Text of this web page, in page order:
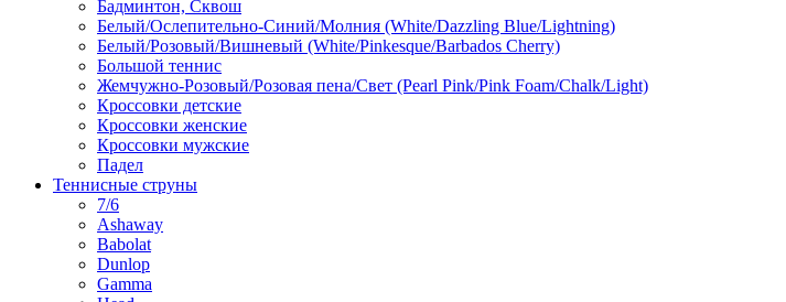
Бадминтон, Сквош
Белый/Ослепительно-Синий/Молния (White/Dazzling Blue/Lightning)
Белый/Розовый/Вишневый (White/Pinkesque/Barbados Cherry)
Большой теннис
Жемчужно-Розовый/Розовая пена/Свет (Pearl Pink/Pink Foam/Chalk/Light)
Кроссовки детские
Кроссовки женские
Кроссовки мужские
Падел
Теннисные струны
7/6
Ashaway
Babolat
Dunlop
Gamma